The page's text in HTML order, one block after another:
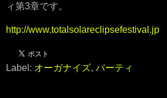
ィ第3章です。
http://www.totalsolareclipsefestival.jp
Label: オーガナイズ, パーティ